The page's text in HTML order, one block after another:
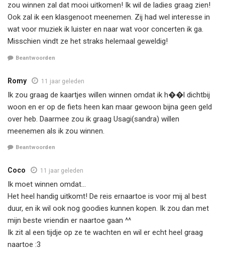
zou winnen zal dat mooi uitkomen! Ik wil de ladies graag zien!
Ook zal ik een klasgenoot meenemen. Zij had wel interesse in
wat voor muziek ik luister en naar wat voor concerten ik ga.
Misschien vindt ze het straks helemaal geweldig!
Beantwoorden
Romy 11 jaar geleden
Ik zou graag de kaartjes willen winnen omdat ik h��l dichtbij
woon en er op de fiets heen kan maar gewoon bijna geen geld
over heb. Daarmee zou ik graag Usagi(sandra) willen
meenemen als ik zou winnen.
Beantwoorden
Coco 11 jaar geleden
Ik moet winnen omdat…
Het heel handig uitkomt! De reis ernaartoe is voor mij al best
duur, en ik wil ook nog goodies kunnen kopen. Ik zou dan met
mijn beste vriendin er naartoe gaan ^^
Ik zit al een tijdje op ze te wachten en wil er echt heel graag
naartoe :3